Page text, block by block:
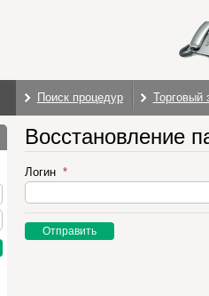
Поиск процедур Торговый
Восстановление
Логин
Отправить